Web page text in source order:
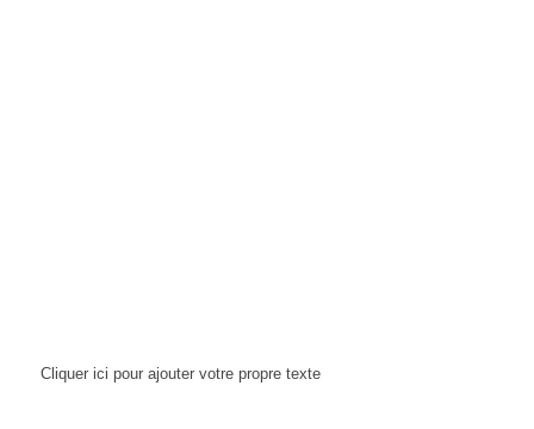
Cliquer ici pour ajouter votre propre texte